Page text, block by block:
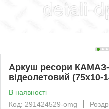
Аркуш ресори КАМАЗ-
відеолетовий (75х10-
В наявності
Код: 291424529-omg